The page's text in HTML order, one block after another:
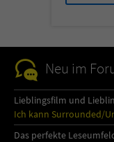
Neu im
Lieblingsfilm und
Ich kann Surrounded/
Das perfekte